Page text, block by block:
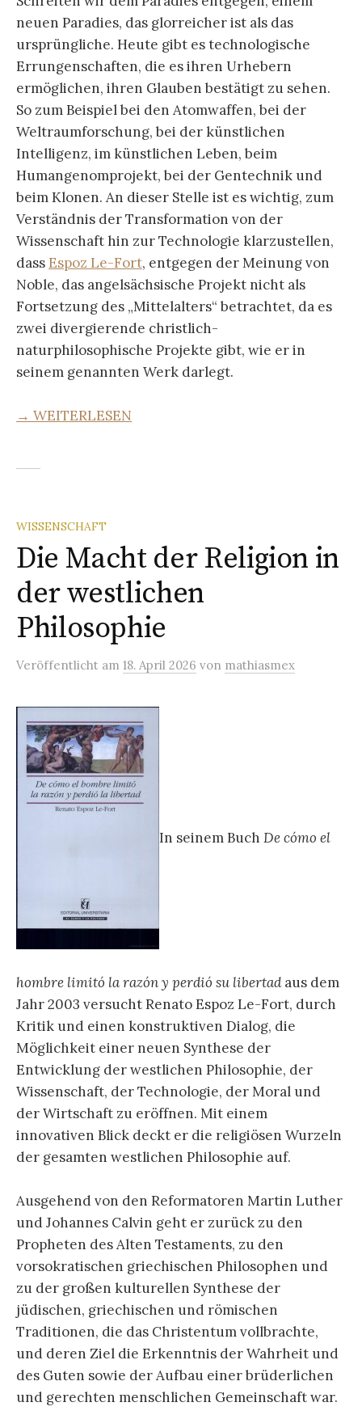
neuen Paradies, das glorreicher ist als das
ursprüngliche. Heute gibt es technologische
Errungenschaften, die es ihren Urhebern
ermöglichen, ihren Glauben bestätigt zu sehen.
So zum Beispiel bei den Atomwaffen, bei der
Weltraumforschung, bei der künstlichen
Intelligenz, im künstlichen Leben, beim
Humangenomprojekt, bei der Gentechnik und
beim Klonen. An dieser Stelle ist es wichtig, zum
Verständnis der Transformation von der
Wissenschaft hin zur Technologie klarzustellen,
dass Espoz Le-Fort, entgegen der Meinung von
Noble, das angelsächsische Projekt nicht als
Fortsetzung des „Mittelalters“ betrachtet, da es
zwei divergierende christlich-
naturphilosophische Projekte gibt, wie er in
seinem genannten Werk darlegt.
→ WEITERLESEN
WISSENSCHAFT
Die Macht der Religion in
der westlichen
Philosophie
Veröffentlicht am 18. April 2026 von mathiasmex
In seinem Buch De cómo el
hombre limitó la razón y perdió su libertadaus dem
Jahr 2003 versucht Renato Espoz Le-Fort, durch
Kritik und einen konstruktiven Dialog, die
Möglichkeit einer neuen Synthese der
Entwicklung der westlichen Philosophie, der
Wissenschaft, der Technologie, der Moral und
der Wirtschaft zu eröffnen. Mit einem
innovativen Blick deckt er die religiösen Wurzeln
der gesamten westlichen Philosophie auf.
Ausgehend von den Reformatoren Martin Luther
und Johannes Calvin geht er zurück zu den
Propheten des Alten Testaments, zu den
vorsokratischen griechischen Philosophen und
zu der großen kulturellen Synthese der
jüdischen, griechischen und römischen
Traditionen, die das Christentum vollbrachte,
und deren Ziel die Erkenntnis der Wahrheit und
des Guten sowie der Aufbau einer brüderlichen
und gerechten menschlichen Gemeinschaft war.